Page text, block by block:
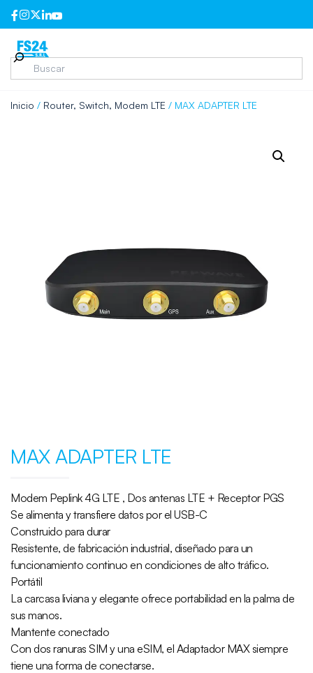
Inicio / Router, Switch, Modem LTE / MAX ADAPTER LTE
MAX ADAPTER LTE
Modem Peplink 4G LTE , Dos antenas LTE + Receptor PGS
Se alimenta y transfiere datos por el USB-C
Construido para durar
Resistente, de fabricación industrial, diseñado para un
funcionamiento continuo en condiciones de alto tráfico.
Portátil
La carcasa liviana y elegante ofrece portabilidad en la palma de
sus manos.
Mantente conectado
Con dos ranuras SIM y una eSIM, el Adaptador MAX siempre
tiene una forma de conectarse.